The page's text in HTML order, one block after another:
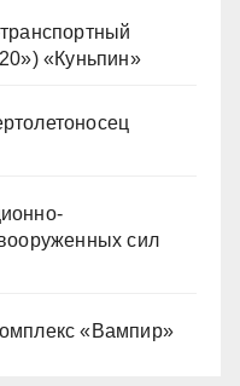
«Куньпин»
сил
«Вампир»